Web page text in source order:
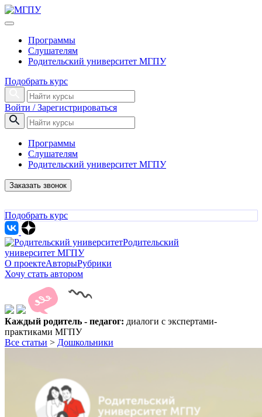
Программы
Слушателям
Родительский университет МГПУ
Подобрать курс
Войти / Зарегистрироваться
Программы
Слушателям
Родительский университет МГПУ
Заказать звонок
Подобрать курс
Родительский
университет МГПУ
О проектеАвторыРубрики
Хочу стать автором
Каждый родитель - педагог: диалоги с экспертами-
практиками МГПУ
Все статьи > Дошкольники